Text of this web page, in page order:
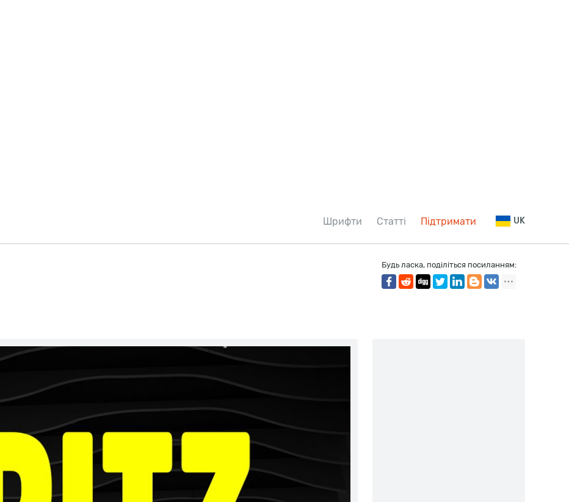
Шрифти Статті Підтримати UK
Будь ласка, поділіться посиланням: